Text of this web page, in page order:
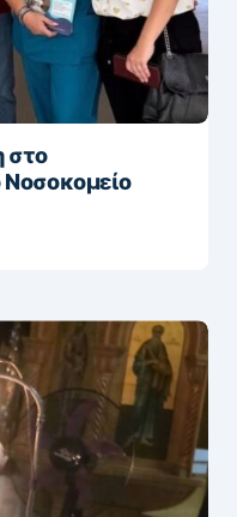
στο
Νοσοκομείο